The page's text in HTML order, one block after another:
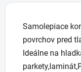
Samolepiace
povrchov pred
Ideálne na